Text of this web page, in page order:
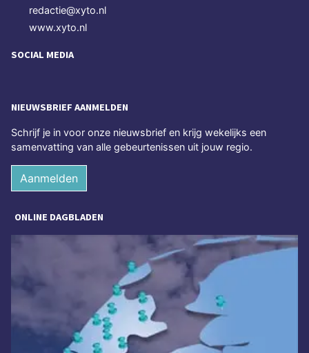
redactie@xyto.nl
www.xyto.nl
SOCIAL MEDIA
NIEUWSBRIEF AANMELDEN
Schrijf je in voor onze nieuwsbrief en krijg wekelijks een
samenvatting van alle gebeurtenissen uit jouw regio.
Aanmelden
ONLINE DAGBLADEN